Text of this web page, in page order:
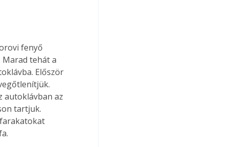
fenyő
tehát a
Először
autoklávban az
tartjuk.